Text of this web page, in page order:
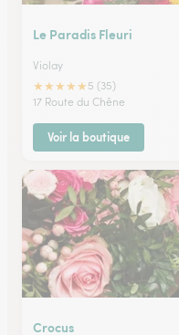
Le Paradis Fleuri
Violay
★★★★★ 5 (35)
17 Route du Chêne
Voir la boutique
Crocus